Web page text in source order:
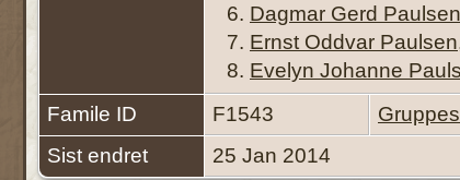
6. Dagmar Gerd Paulsen
7. Ernst Oddvar Paulsen
8. Evelyn Johanne
Famile ID
F1543
Sist endret
25 Jan 2014